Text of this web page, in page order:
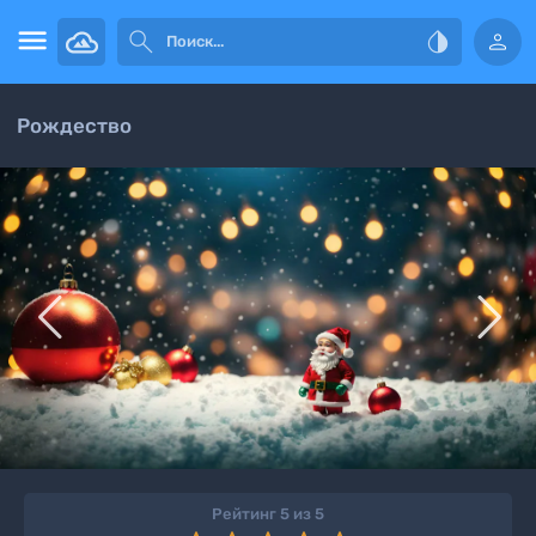
   
Рождество
 
Рейтинг 5 из 5